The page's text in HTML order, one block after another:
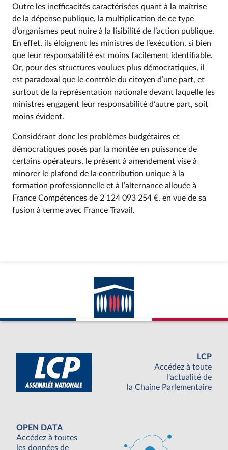
Outre les inefficacités caractérisées quant à la maîtrise
de la dépense publique, la multiplication de ce type
d’organismes peut nuire à la lisibilité de l’action publique.
En effet, ils éloignent les ministres de l’exécution, si bien
que leur responsabilité est moins facilement identifiable.
Or, pour des structures voulues plus démocratiques, il
est paradoxal que le contrôle du citoyen d’une part, et
surtout de la représentation nationale devant laquelle les
ministres engagent leur responsabilité d’autre part, soit
moins évident.
Considérant donc les problèmes budgétaires et
démocratiques posés par la montée en puissance de
certains opérateurs, le présent à amendement vise à
minorer le plafond de la contribution unique à la
formation professionnelle et à l’alternance allouée à
France Compétences de 2 124 093 254 €, en vue de sa
fusion à terme avec France Travail.
LCP
Accédez à toute
l'actualité de
la Chaine Parlementaire
OPEN DATA
Accédez à toutes
les données de